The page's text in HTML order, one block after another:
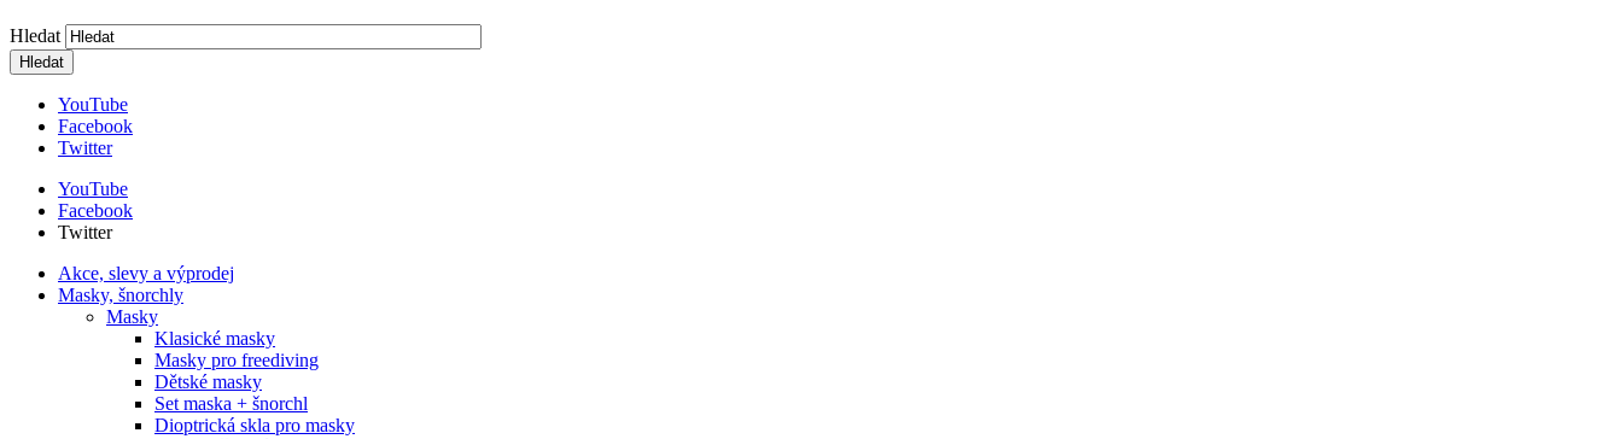
Hledat
YouTube
Facebook
Twitter
YouTube
Facebook
Twitter
Akce, slevy a výprodej
Masky, šnorchly
Masky
Klasické masky
Masky pro freediving
Dětské masky
Set maska + šnorchl
Dioptrická skla pro masky